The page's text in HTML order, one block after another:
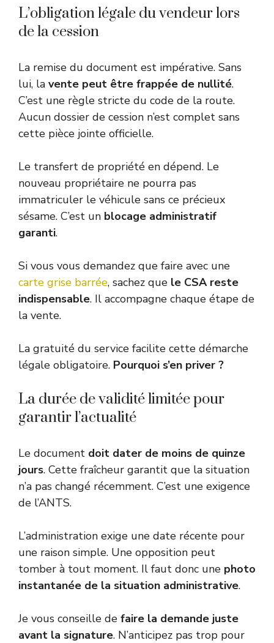
L’obligation légale du vendeur lors
de la cession
La remise du document est impérative. Sans
lui, la vente peut être frappée de nullité.
C’est une règle stricte du code de la route.
Aucun dossier de cession n’est complet sans
cette pièce jointe officielle.
Le transfert de propriété en dépend. Le
nouveau propriétaire ne pourra pas
immatriculer le véhicule sans ce précieux
sésame. C’est un blocage administratif
garanti.
Si vous vous demandez que faire avec une
carte grise barrée, sachez que le CSA reste
indispensable. Il accompagne chaque étape de
la vente.
La gratuité du service facilite cette démarche
légale obligatoire. Pourquoi s’en priver ?
La durée de validité limitée pour
garantir l’actualité
Le document doit dater de moins de quinze
jours. Cette fraîcheur garantit que la situation
n’a pas changé récemment. C’est une exigence
de l’ANTS.
L’administration exige une date récente pour
une raison simple. Une opposition peut
tomber à tout moment. Il faut donc une photo
instantanée de la situation administrative.
Je vous conseille de faire la demande juste
avant la signature. N’anticipez pas trop pour